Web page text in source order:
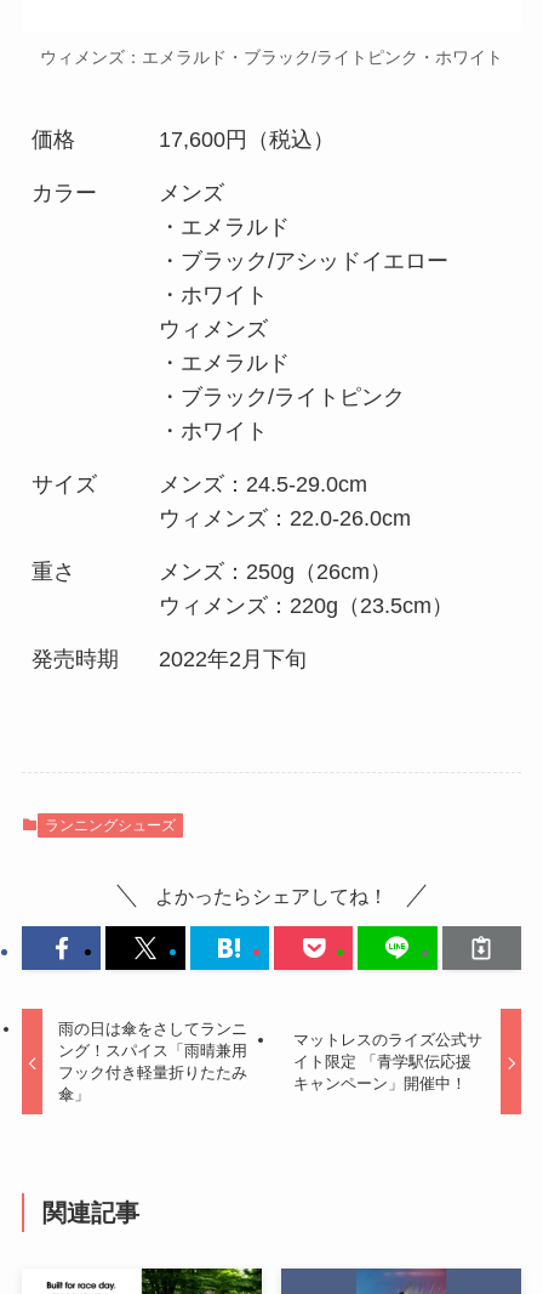
ウィメンズ：エメラルド・ブラック/ライトピンク・ホワイト
価格 17,600円（税込）
カラー
メンズ
・エメラルド
・ブラック/アシッドイエロー
・ホワイト
ウィメンズ
・エメラルド
・ブラック/ライトピンク
・ホワイト
サイズ
メンズ：24.5-29.0cm
ウィメンズ：22.0-26.0cm
重さ
メンズ：250g（26cm）
ウィメンズ：220g（23.5cm）
発売時期 2022年2月下旬
ランニングシューズ
よかったらシェアしてね！
雨の日は傘をさしてランニ
ング！スパイス「雨晴兼用
フック付き軽量折りたたみ
傘」
マットレスのライズ公式サ
イト限定 「青学駅伝応援
キャンペーン」開催中！
関連記事